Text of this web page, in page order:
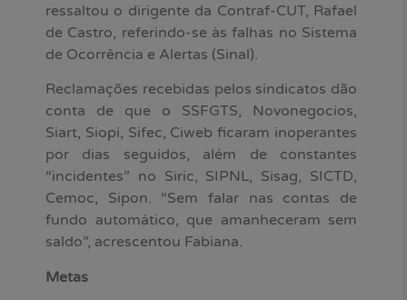
ressaltou o dirigente da Contraf-CUT, Rafael
de Castro, referindo-se às falhas no Sistema
de Ocorrência e Alertas (Sinal).
Reclamações recebidas pelos sindicatos dão
conta de que o SSFGTS, Novonegocios,
Siart, Siopi, Sifec, Ciweb ficaram inoperantes
por dias seguidos, além de constantes
“incidentes” no Siric, SIPNL, Sisag, SICTD,
Cemoc, Sipon. “Sem falar nas contas de
fundo automático, que amanheceram sem
saldo”, acrescentou Fabiana.
Metas